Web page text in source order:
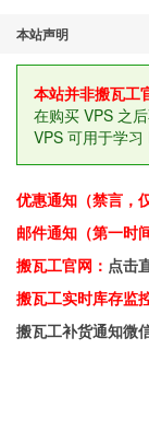
本站声明
本站并非搬瓦工
在购买 VPS 之
VPS 可用于学习
优惠通知（禁言，
邮件通知（第一时
搬瓦工官网： 点击
搬瓦工实时库存监
搬瓦工补货通知微